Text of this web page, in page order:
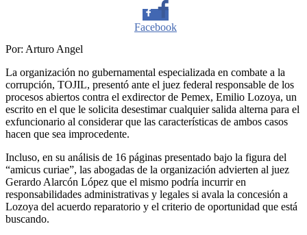
Facebook
Whatsapp
Por: Arturo Angel
La organización no gubernamental especializada en combate a la
corrupción, TOJIL, presentó ante el juez federal responsable de los
procesos abiertos contra el exdirector de Pemex, Emilio Lozoya, un
escrito en el que le solicita desestimar cualquier salida alterna para el
exfuncionario al considerar que las características de ambos casos
hacen que sea improcedente.
Incluso, en su análisis de 16 páginas presentado bajo la figura del
“amicus curiae”, las abogadas de la organización advierten al juez
Gerardo Alarcón López que el mismo podría incurrir en
responsabilidades administrativas y legales si avala la concesión a
Lozoya del acuerdo reparatorio y el criterio de oportunidad que está
buscando.